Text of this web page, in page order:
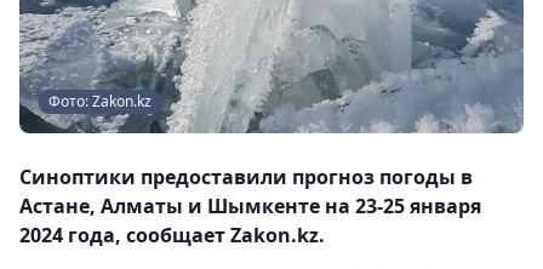
Фото: Zakon.kz
Синоптики предоставили прогноз погоды в
Астане, Алматы и Шымкенте на 23-25 января
2024 года, сообщает Zakon.kz.